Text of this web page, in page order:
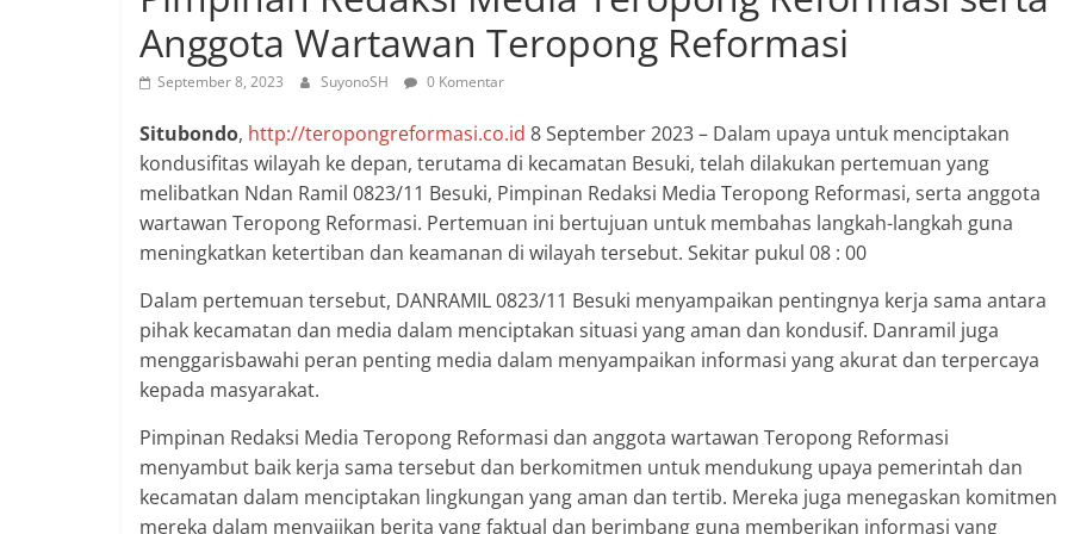
Anggota Wartawan Teropong Reformasi
September 8, 2023 SuyonoSH 0 Komentar
Situbondo, http://teropongreformasi.co.id 8 September 2023 – Dalam upaya untuk menciptakan
kondusifitas wilayah ke depan, terutama di kecamatan Besuki, telah dilakukan pertemuan yang
melibatkan Ndan Ramil 0823/11 Besuki, Pimpinan Redaksi Media Teropong Reformasi, serta anggota
wartawan Teropong Reformasi. Pertemuan ini bertujuan untuk membahas langkah-langkah guna
meningkatkan ketertiban dan keamanan di wilayah tersebut. Sekitar pukul 08 : 00
Dalam pertemuan tersebut, DANRAMIL 0823/11 Besuki menyampaikan pentingnya kerja sama antara
pihak kecamatan dan media dalam menciptakan situasi yang aman dan kondusif. Danramil juga
menggarisbawahi peran penting media dalam menyampaikan informasi yang akurat dan terpercaya
kepada masyarakat.
Pimpinan Redaksi Media Teropong Reformasi dan anggota wartawan Teropong Reformasi
menyambut baik kerja sama tersebut dan berkomitmen untuk mendukung upaya pemerintah dan
kecamatan dalam menciptakan lingkungan yang aman dan tertib. Mereka juga menegaskan komitmen
mereka dalam menyajikan berita yang faktual dan berimbang guna memberikan informasi yang
Peristiwa
Situbondo
Tragedi Meninggalnya
Seorang Pria Saat Mandi
Sumber Mata Air Desa
Sumberkolak, Kabupaten
Situbondo
Agustus 11, 2023 SuyonoSH